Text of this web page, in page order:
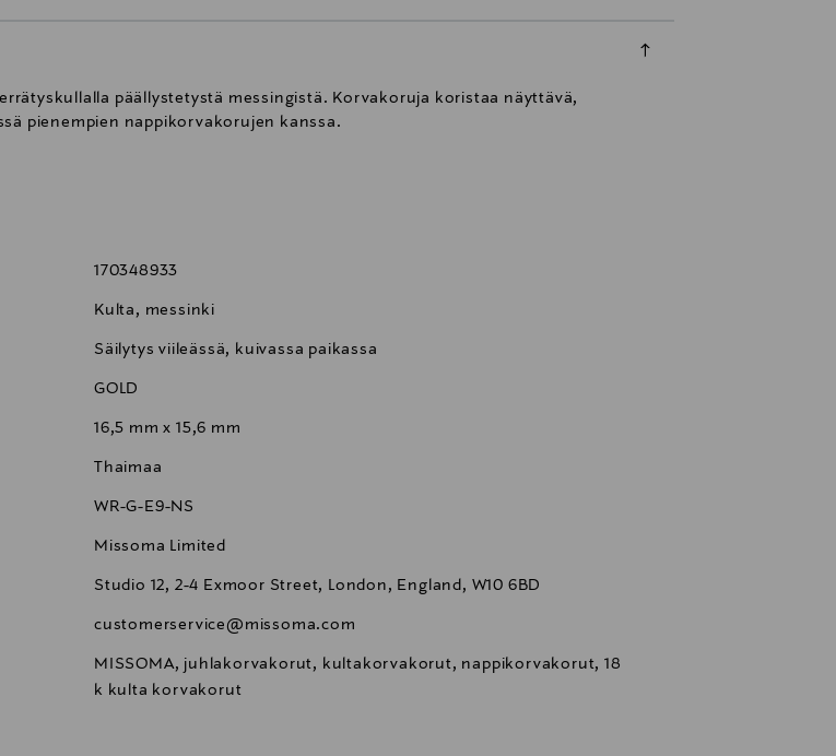
päällystetystä messingistä. Korvakoruja koristaa näyttävä,
pienempien nappikorvakorujen kanssa.
170348933
Kulta, messinki
Säilytys viileässä, kuivassa paikassa
GOLD
16,5 mm x 15,6 mm
Thaimaa
WR-G-E9-NS
Missoma Limited
Studio 12, 2-4 Exmoor Street, London, England, W10 6BD
customerservice@missoma.com
MISSOMA, juhlakorvakorut, kultakorvakorut, nappikorvakorut, 18
k kulta korvakorut